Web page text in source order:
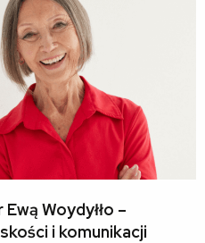
Woydyłło –
i komunikacji